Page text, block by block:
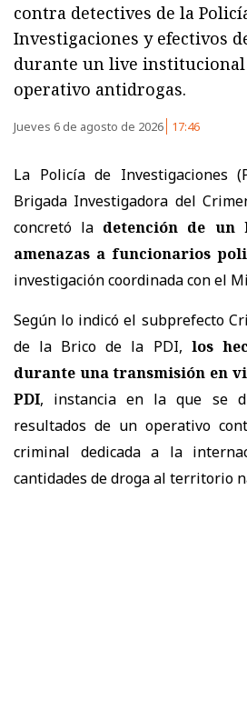
contra detectives de la
Investigaciones y efectivos
durante un live institucional
operativo antidrogas.
Jueves 6 de agosto de 2026 17:46
La Policía de Investigaciones
Brigada Investigadora del
concretó la detención de un
amenazas a funcionarios
investigación coordinada con el
Según lo indicó el subprefecto
de la Brico de la PDI, los
durante una transmisión en
PDI, instancia en la que se
resultados de un operativo
criminal dedicada a la
cantidades de droga al territorio